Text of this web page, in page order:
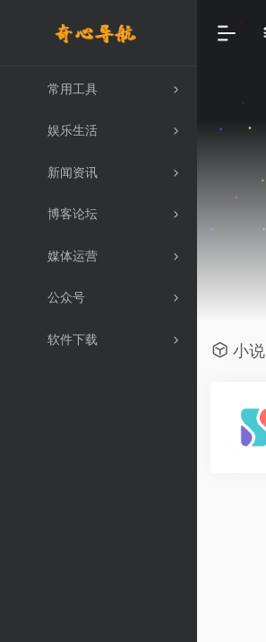
常用工具
娱乐生活
新闻资讯
博客论坛
媒体运营
公众号
软件下载
小说